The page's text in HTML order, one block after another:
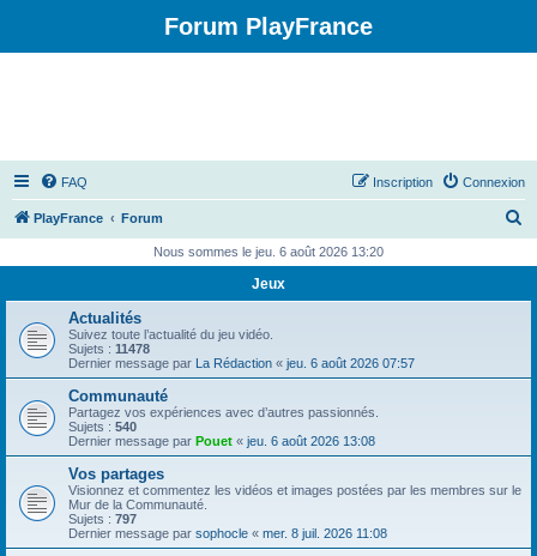
Forum PlayFrance
FAQ Connexion
Inscription
PlayFrance Forum
h
Nous sommes le jeu. 6 août 2026 13:20
Jeux
Actualités
Suivez toute l’actualité du jeu vidéo.
Sujets : 11478
Dernier message par La Rédaction « jeu. 6 août 2026 07:57
Communauté
Partagez vos expériences avec d’autres passionnés.
Sujets : 540
Dernier message par Pouet « jeu. 6 août 2026 13:08
Vos partages
Visionnez et commentez les vidéos et images postées par les membres sur le
Mur de la Communauté.
Sujets : 797
Dernier message par sophocle « mer. 8 juil. 2026 11:08